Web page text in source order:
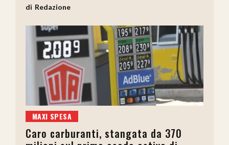
Redazione
MAXI SPESA
Caro carburanti, stangata da 370